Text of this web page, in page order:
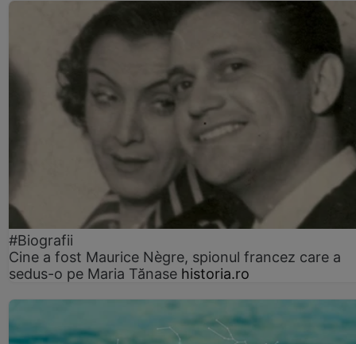
#Biografii
Cine a fost Maurice Nègre, spionul francez care a
sedus-o pe Maria Tănase historia.ro